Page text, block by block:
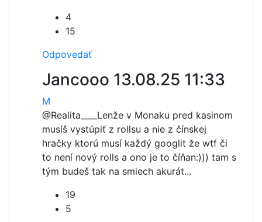
4
15
Odpovedať
Jancooo 13.08.25 11:33
M
@Realita____ Lenže v Monaku pred kasinom
musíš vystúpiť z rollsu a nie z čínskej
hračky ktorú musí každý googlit že wtf či
to není nový rolls a ono je to číňan:))) tam s
tým budeš tak na smiech akurát...
19
5